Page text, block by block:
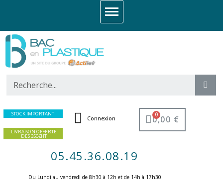
STOCK IMPORTANT
LIVRAISON OFFERTE
DES 350€HT
Connexion 0,00 €
05.45.36.08.19
Du Lundi au vendredi de 8h30 à 12h et de 14h à 17h30 ​